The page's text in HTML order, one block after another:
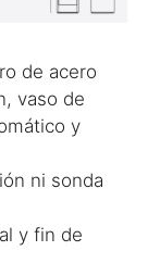
de acero
vaso de
y
ni sonda
y fin de